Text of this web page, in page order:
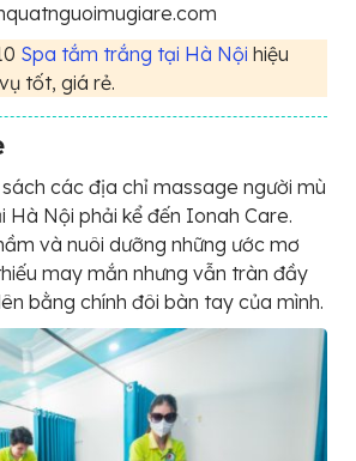
Spa tắm trắng tại Hà Nội hiệu
tốt, giá rẻ.
các địa chỉ massage người mù
Hà Nội phải kể đến Ionah Care.
và nuôi dưỡng những ước mơ
may mắn nhưng vẫn tràn đầy
bằng chính đôi bàn tay của mình.